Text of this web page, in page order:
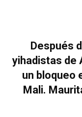
Después
yihadistas de
un bloqueo
Mali.